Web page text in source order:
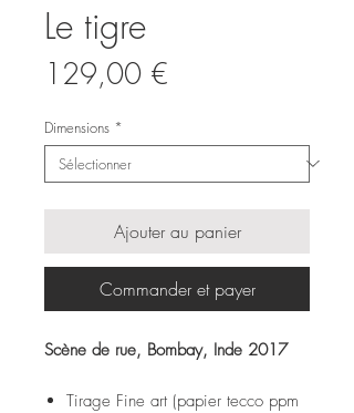
Le tigre
129,00 €
Dimensions *
Ajouter au panier
Commander et payer
Scène de rue, Bombay, Inde 2017
Tirage Fine art (papier tecco ppm